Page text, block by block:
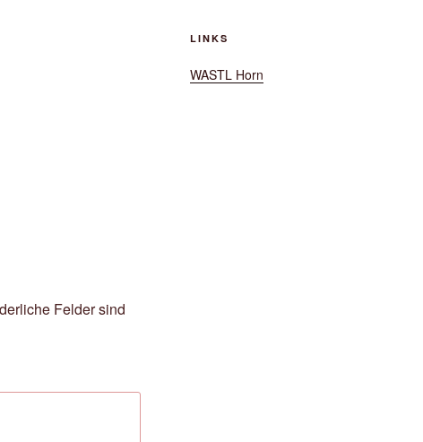
Felder sind
LINKS
WASTL Horn